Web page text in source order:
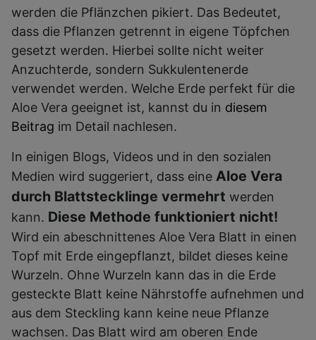
werden die Pflänzchen pikiert. Das Bedeutet,
dass die Pflanzen getrennt in eigene Töpfchen
gesetzt werden. Hierbei sollte nicht weiter
Anzuchterde, sondern Sukkulentenerde
verwendet werden. Welche Erde perfekt für die
Aloe Vera geeignet ist, kannst du in diesem
Beitrag im Detail nachlesen.
In einigen Blogs, Videos und in den sozialen
Medien wird suggeriert, dass eine Aloe Vera
durch Blattstecklinge vermehrt werden
kann. Diese Methode funktioniert nicht!
Wird ein abeschnittenes Aloe Vera Blatt in einen
Topf mit Erde eingepflanzt, bildet dieses keine
Wurzeln. Ohne Wurzeln kann das in die Erde
gesteckte Blatt keine Nährstoffe aufnehmen und
aus dem Steckling kann keine neue Pflanze
wachsen. Das Blatt wird am oberen Ende